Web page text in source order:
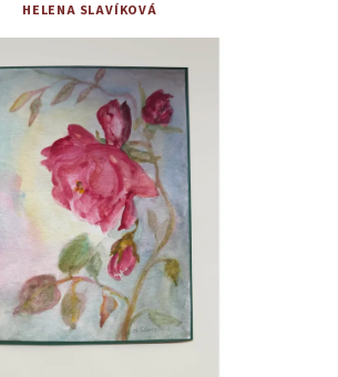
HELENA SLAVÍKOVÁ